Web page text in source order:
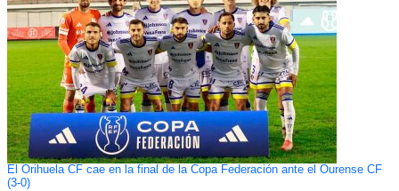
El Orihuela CF cae en la final de la Copa Federación ante el Ourense CF
(3-0)